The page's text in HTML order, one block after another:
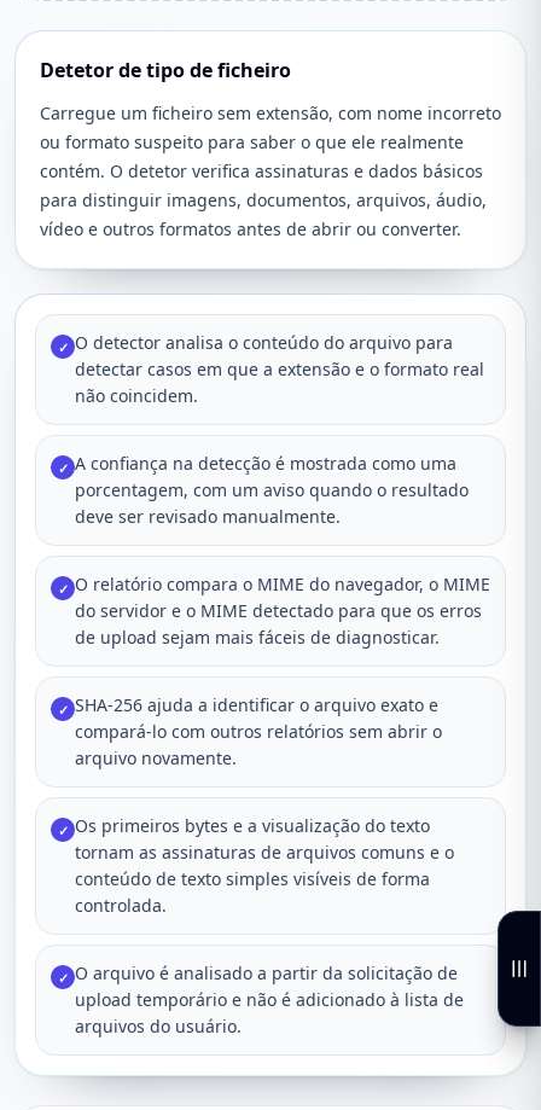
Detetor de tipo de ficheiro
Carregue um ficheiro sem extensão, com nome incorreto
ou formato suspeito para saber o que ele realmente
contém. O detetor verifica assinaturas e dados básicos
para distinguir imagens, documentos, arquivos, áudio,
vídeo e outros formatos antes de abrir ou converter.
✓ O detector analisa o conteúdo do arquivo para
detectar casos em que a extensão e o formato real
não coincidem.
✓ A confiança na detecção é mostrada como uma
porcentagem, com um aviso quando o resultado
deve ser revisado manualmente.
✓ O relatório compara o MIME do navegador, o MIME
do servidor e o MIME detectado para que os erros
de upload sejam mais fáceis de diagnosticar.
✓ SHA-256 ajuda a identificar o arquivo exato e
compará-lo com outros relatórios sem abrir o
arquivo novamente.
✓ Os primeiros bytes e a visualização do texto
tornam as assinaturas de arquivos comuns e o
conteúdo de texto simples visíveis de forma
controlada.
✓ O arquivo é analisado a partir da solicitação de
upload temporário e não é adicionado à lista de
arquivos do usuário.